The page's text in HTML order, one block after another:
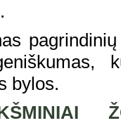
bylos.